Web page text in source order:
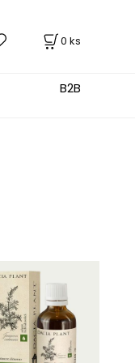
0 ks
B2B